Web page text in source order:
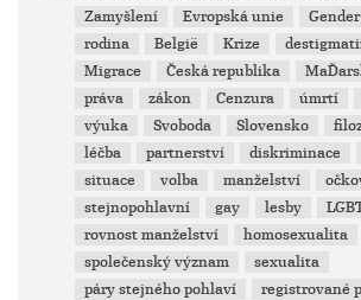
Zamyšlení
Evropská unie Gender
rodina
België Krize
Migrace
Česká republika
práva
zákon Cenzura úmrtí
výuka
Svoboda Slovensko
léčba
partnerství diskriminace
situace
volba manželství
stejnopohlavní
gay lesby
rovnost manželství
homosexualita
společenský význam
sexualita
páry stejného pohlaví
registrované